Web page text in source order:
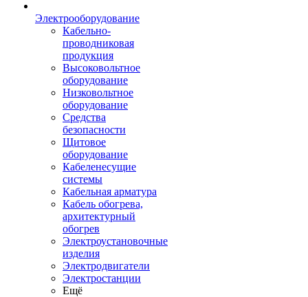
Электрооборудование
Кабельно-
проводниковая
продукция
Высоковольтное
оборудование
Низковольтное
оборудование
Средства
безопасности
Щитовое
оборудование
Кабеленесущие
системы
Кабельная арматура
Кабель обогрева,
архитектурный
обогрев
Электроустановочные
изделия
Электродвигатели
Электростанции
Ещё